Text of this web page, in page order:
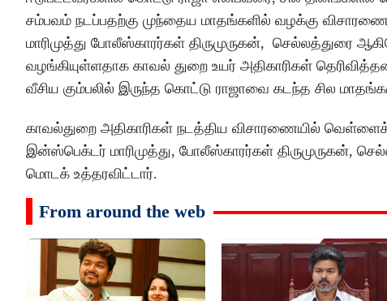
சம்பவம் நடப்பதற்கு முந்தைய மாதங்களில் வழக்கு
மாரிமுத்து போலீஸ்காரர்கள் திருமுருகன், செல்லத்துரை
வழங்கியுள்ளதாக காவல் துறை உயர் அதிகாரிகள்
வீசிய கும்பலில் இருந்த கொட்டு ராஜாவை கடந்த சில
காவல்துறை அதிகாரிகள் நடத்திய விசாரணையில்
இன்ஸ்பெக்டர் மாரிமுத்து, போலீஸ்காரர்கள் திருமுருகன்,
மொடக் உத்தரவிட்டார்.
From around the web